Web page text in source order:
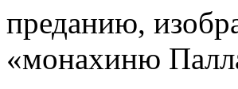
преданию,
«монахиню